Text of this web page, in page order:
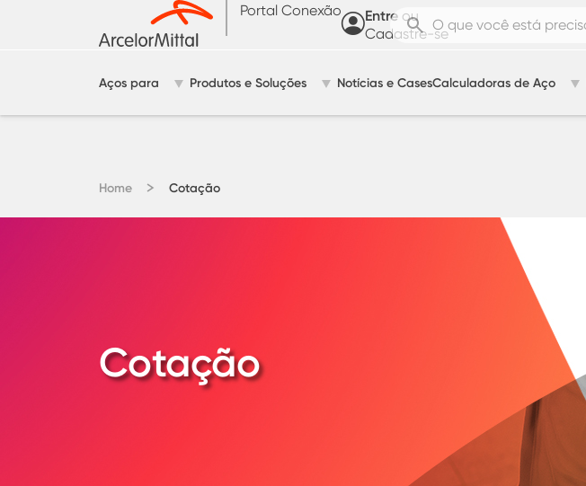
Portal Conexão Entreou
Cadastre-se
Aços para Produtos e Soluções Notícias e CasesCalculadoras de Aço
Home Cotação
Cotação